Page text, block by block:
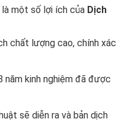
một số lợi ích của Dịch
chất lượng cao, chính xác
kinh nghiệm đã được
sẽ diễn ra và bản dịch